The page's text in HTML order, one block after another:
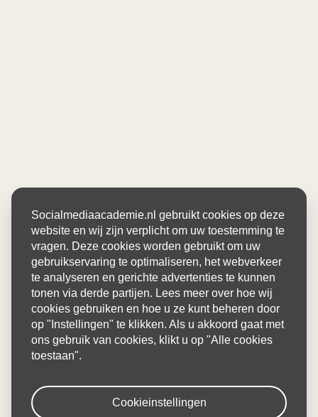
Socialmediaacademie.nl gebruikt cookies op deze
website en wij zijn verplicht om uw toestemming te
vragen. Deze cookies worden gebruikt om uw
gebruikservaring te optimaliseren, het webverkeer
te analyseren en gerichte advertenties te kunnen
tonen via derde partijen. Lees meer over hoe wij
cookies gebruiken en hoe u ze kunt beheren door
op "Instellingen" te klikken. Als u akkoord gaat met
ons gebruik van cookies, klikt u op "Alle cookies
toestaan".
Cookieinstellingen